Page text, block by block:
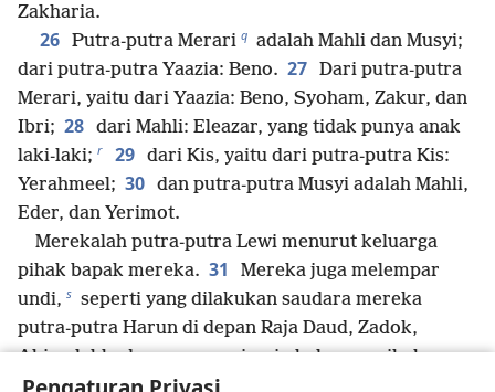
Zakharia.
26 Putra-putra Merari q adalah Mahli dan Musyi;
dari putra-putra Yaazia: Beno. 27 Dari putra-putra
Merari, yaitu dari Yaazia: Beno, Syoham, Zakur, dan
Ibri; 28 dari Mahli: Eleazar, yang tidak punya anak
laki-laki; r 29 dari Kis, yaitu dari putra-putra Kis:
Yerahmeel; 30 dan putra-putra Musyi adalah Mahli,
Eder, dan Yerimot.
Merekalah putra-putra Lewi menurut keluarga
pihak bapak mereka. 31
Mereka juga melempar
undi, s seperti yang dilakukan saudara mereka
putra-putra Harun di depan Raja Daud, Zadok,
Ahimelekh, dan para pemimpin keluarga pihak
bapak dari para imam dan orang Lewi. Dalam